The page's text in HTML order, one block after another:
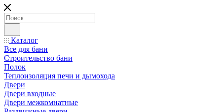
Каталог
Все для бани
Строительство бани
Полок
Теплоизоляция печи и дымохода
Двери
Двери входные
Двери межкомнатные